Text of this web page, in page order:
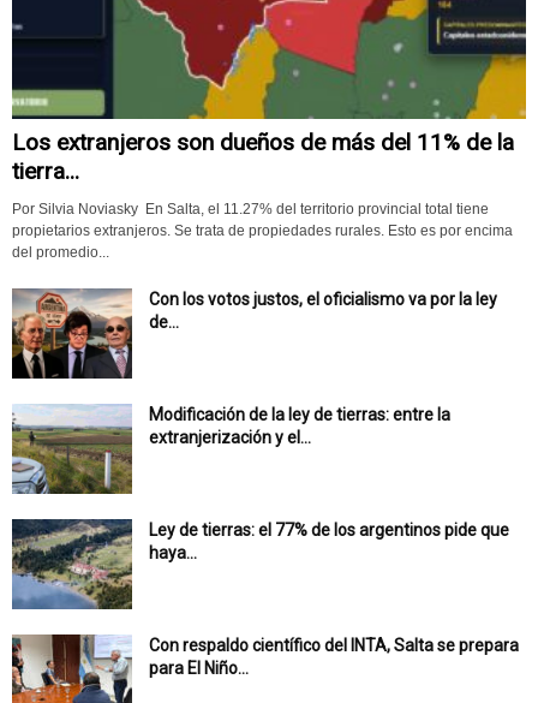
Los extranjeros son dueños de más del 11% de la
tierra...
Por Silvia Noviasky En Salta, el 11.27% del territorio provincial total tiene
propietarios extranjeros. Se trata de propiedades rurales. Esto es por encima
del promedio...
Con los votos justos, el oficialismo va por la ley
de...
Modificación de la ley de tierras: entre la
extranjerización y el...
Ley de tierras: el 77% de los argentinos pide que
haya...
Con respaldo científico del INTA, Salta se prepara
para El Niño...